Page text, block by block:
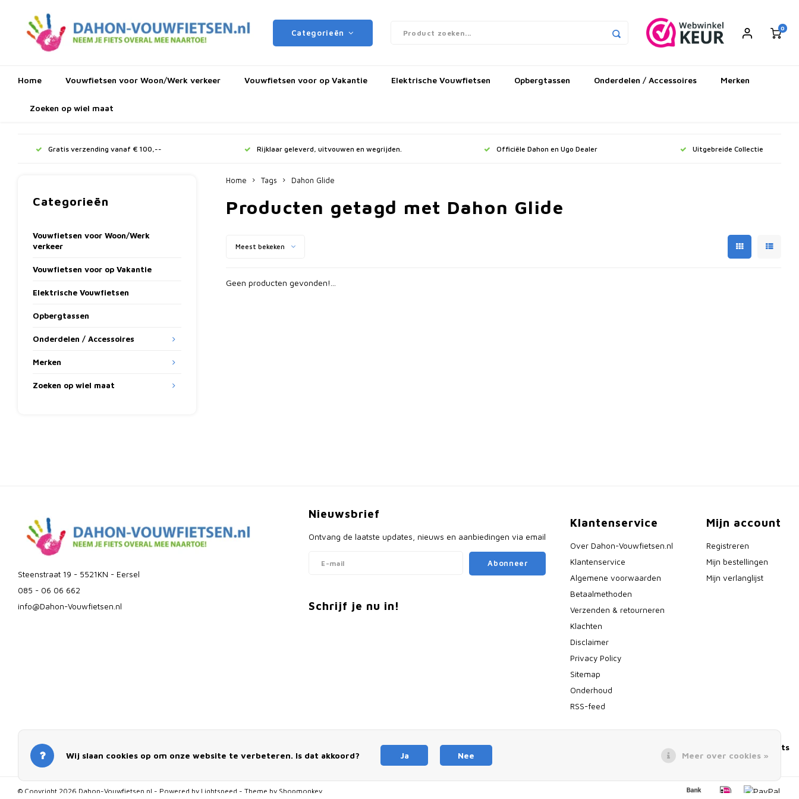
Categorieën
0
Home Vouwfietsen voor Woon/Werk verkeer Vouwfietsen voor op Vakantie Elektrische Vouwfietsen Opbergtassen Onderdelen / Accessoires Merken
Zoeken op wiel maat
Gratis verzending vanaf € 100,-- Rijklaar geleverd, uitvouwen en wegrijden. Officiële Dahon en Ugo Dealer Uitgebreide Collectie
Categorieën
Vouwfietsen voor Woon/Werk
verkeer
Vouwfietsen voor op Vakantie
Elektrische Vouwfietsen
Opbergtassen
Onderdelen / Accessoires
Merken
Zoeken op wiel maat
Home Tags Dahon Glide
Producten getagd met Dahon Glide
Meest bekeken
Geen producten gevonden!...
Steenstraat 19 - 5521KN - Eersel
085 - 06 06 662
info@Dahon-Vouwfietsen.nl
Nieuwsbrief
Ontvang de laatste updates, nieuws en aanbiedingen via email
Abonneer
Schrijf je nu in!
Klantenservice
Over Dahon-Vouwfietsen.nl
Klantenservice
Algemene voorwaarden
Betaalmethoden
Verzenden & retourneren
Klachten
Disclaimer
Privacy Policy
Sitemap
Onderhoud
RSS-feed
Mijn account
Registreren
Mijn bestellingen
Mijn verlanglijst
Vouwfietsen voor in de Trein
Vouwfietsen voor Woon/Werk verkeer
Vouwfietsen voor op Vakantie
Vouwfietsen voor op de Boot
Vouwfietsen voor in de Camper of Caravan
Vouwfietsen voor Recreatief gebruik
Elektrische Vouwfiets
© Copyright 2026 Dahon-Vouwfietsen.nl - Powered by Lightspeed - Theme by Shopmonkey
Wij slaan cookies op om onze website te verbeteren. Is dat akkoord? Ja Nee Meer over cookies »